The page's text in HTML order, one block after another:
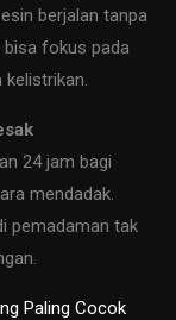
berjalan tanpa
bisa fokus pada
24 jam bagi
mendadak.
pemadaman tak
Paling Cocok